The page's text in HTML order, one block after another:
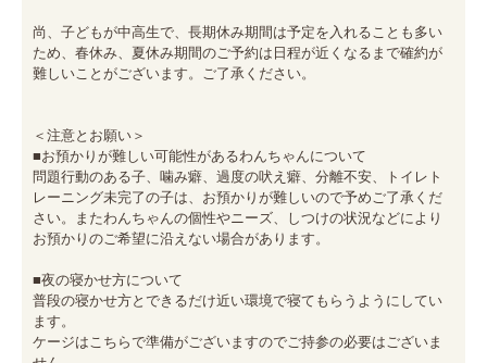
尚、子どもが中高生で、長期休み期間は予定を入れることも多い
ため、春休み、夏休み期間のご予約は日程が近くなるまで確約が
難しいことがございます。ご了承ください。
＜注意とお願い＞
■お預かりが難しい可能性があるわんちゃんについて
問題行動のある子、噛み癖、過度の吠え癖、分離不安、トイレト
レーニング未完了の子は、お預かりが難しいので予めご了承くだ
さい。またわんちゃんの個性やニーズ、しつけの状況などにより
お預かりのご希望に沿えない場合があります。
■夜の寝かせ方について
普段の寝かせ方とできるだけ近い環境で寝てもらうようにしてい
ます。
ケージはこちらで準備がございますのでご持参の必要はございま